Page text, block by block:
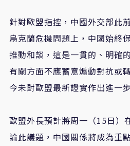
針對歐盟指控，中國外交部此
烏克蘭危機問題上，中國始終
推動和談，這是一貫的、明確
有關方面不應蓄意煽動對抗或
今未對歐盟最新證實作出進一
歐盟外長預計將周一（15日）
論此議題，中國關係將成為重